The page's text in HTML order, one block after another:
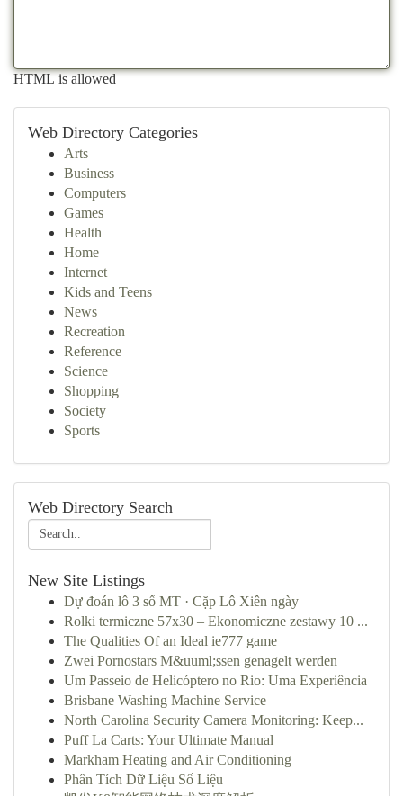
HTML is allowed
Web Directory Categories
Arts
Business
Computers
Games
Health
Home
Internet
Kids and Teens
News
Recreation
Reference
Science
Shopping
Society
Sports
Web Directory Search
New Site Listings
Dự đoán lô 3 số MT · Cặp Lô Xiên ngày
Rolki termiczne 57x30 – Ekonomiczne zestawy 10 ...
The Qualities Of an Ideal ie777 game
Zwei Pornostars M&uuml;ssen genagelt werden
Um Passeio de Helicóptero no Rio: Uma Experiência
Brisbane Washing Machine Service
North Carolina Security Camera Monitoring: Keep...
Puff La Carts: Your Ultimate Manual
Markham Heating and Air Conditioning
Phân Tích Dữ Liệu Số Liệu